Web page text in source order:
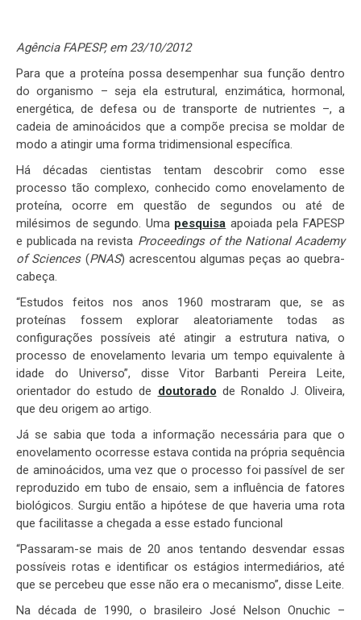
Agência FAPESP, em 23/10/2012
Para que a proteína possa desempenhar sua função dentro
do organismo – seja ela estrutural, enzimática, hormonal,
energética, de defesa ou de transporte de nutrientes –, a
cadeia de aminoácidos que a compõe precisa se moldar de
modo a atingir uma forma tridimensional específica.
Há décadas cientistas tentam descobrir como esse
processo tão complexo, conhecido como enovelamento de
proteína, ocorre em questão de segundos ou até de
milésimos de segundo. Uma pesquisa apoiada pela FAPESP
e publicada na revista Proceedings of the National Academy
of Sciences(PNAS) acrescentou algumas peças ao quebra-
cabeça.
“Estudos feitos nos anos 1960 mostraram que, se as
proteínas fossem explorar aleatoriamente todas as
configurações possíveis até atingir a estrutura nativa, o
processo de enovelamento levaria um tempo equivalente à
idade do Universo”, disse Vitor Barbanti Pereira Leite,
orientador do estudo de doutorado de Ronaldo J. Oliveira,
que deu origem ao artigo.
Já se sabia que toda a informação necessária para que o
enovelamento ocorresse estava contida na própria sequência
de aminoácidos, uma vez que o processo foi passível de ser
reproduzido em tubo de ensaio, sem a influência de fatores
biológicos. Surgiu então a hipótese de que haveria uma rota
que facilitasse a chegada a esse estado funcional
“Passaram-se mais de 20 anos tentando desvendar essas
possíveis rotas e identificar os estágios intermediários, até
que se percebeu que esse não era o mecanismo”, disse Leite.
Na década de 1990, o brasileiro José Nelson Onuchic –